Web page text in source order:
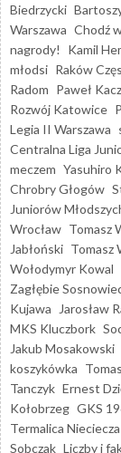
Biedrzycki
Warszawa Chodź
nagrody!
Kamil
młodsi Raków
Radom Paweł
Rozwój Katowice
Legia II Warszawa
Centralna Liga
meczem Yasuhiro
Chrobry Głogów
Juniorów
Wrocław Tomasz
Jabłoński Tomasz
Wołodymyr Kowal
Zagłębie
Kujawa
Jarosław
MKS Kluczbork
Jakub Mosakowski
koszykówka
Tanczyk Ernest
Kołobrzeg GKS
Termalica Nieciecza
Sobczak Liczby i